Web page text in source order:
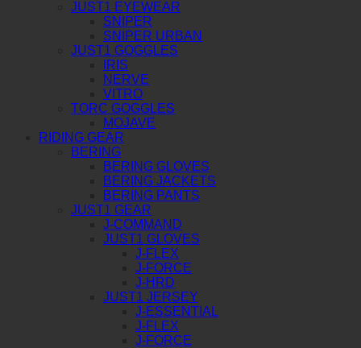
JUST1 EYEWEAR
SNIPER
SNIPER URBAN
JUST1 GOGGLES
IRIS
NERVE
VITRO
TORC GOGGLES
MOJAVE
RIDING GEAR
BERING
BERING GLOVES
BERING JACKETS
BERING PANTS
JUST1 GEAR
J-COMMAND
JUST1 GLOVES
J-FLEX
J-FORCE
J-HRD
JUST1 JERSEY
J-ESSENTIAL
J-FLEX
J-FORCE